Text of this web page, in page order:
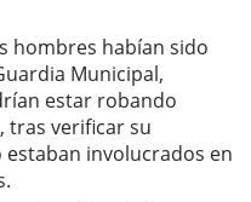
hombres habían sido
Municipal,
estar robando
tras verificar su
involucrados en